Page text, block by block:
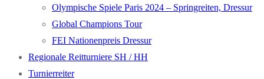
Olympische Spiele Paris 2024 – Springreiten, Dressur
Global Champions Tour
FEI Nationenpreis Dressur
Regionale Reitturniere SH / HH
Turnierreiter